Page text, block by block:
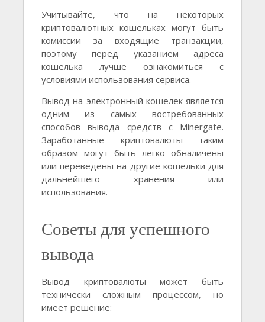
Учитывайте, что на некоторых
криптовалютных кошельках могут быть
комиссии за входящие транзакции,
поэтому перед указанием адреса
кошелька лучше ознакомиться с
условиями использования сервиса.
Вывод на электронный кошелек является
одним из самых востребованных
способов вывода средств с Minergate.
Заработанные криптовалюты таким
образом могут быть легко обналичены
или переведены на другие кошельки для
дальнейшего хранения или
использования.
Советы для успешного
вывода
Вывод криптовалюты может быть
технически сложным процессом, но
имеет решение: